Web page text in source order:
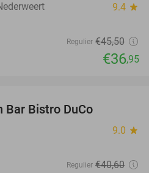
9.4 star
Regulier €45,50
€36,95
Bar Bistro DuCo
9.0 star
Regulier €40,60